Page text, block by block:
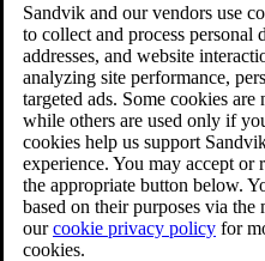
Sandvik and our vendors use
to collect and process personal
addresses, and website
analyzing site performance,
targeted ads. Some cookies are
while others are used only if
cookies help us support
experience. You may accept
the appropriate button below.
based on their purposes via
ourcookie privacy policy for
cookies.